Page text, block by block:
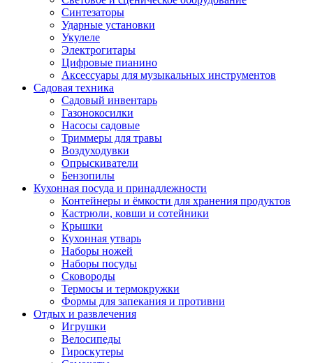
Синтезаторы
Ударные установки
Укулеле
Электрогитары
Цифровые пианино
Аксессуары для музыкальных инструментов
Садовая техника
Садовый инвентарь
Газонокосилки
Насосы садовые
Триммеры для травы
Воздуходувки
Опрыскиватели
Бензопилы
Кухонная посуда и принадлежности
Контейнеры и ёмкости для хранения продуктов
Кастрюли, ковши и сотейники
Крышки
Кухонная утварь
Наборы ножей
Наборы посуды
Сковороды
Термосы и термокружки
Формы для запекания и противни
Отдых и развлечения
Игрушки
Велосипеды
Гироскутеры